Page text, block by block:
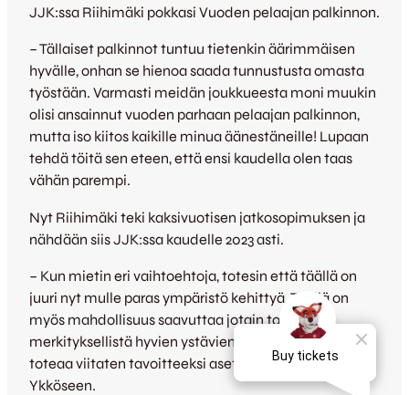
JJK:ssa Riihimäki pokkasi Vuoden pelaajan palkinnon.
– Tällaiset palkinnot tuntuu tietenkin äärimmäisen
hyvälle, onhan se hienoa saada tunnustusta omasta
työstään. Varmasti meidän joukkueesta moni muukin
olisi ansainnut vuoden parhaan pelaajan palkinnon,
mutta iso kiitos kaikille minua äänestäneille! Lupaan
tehdä töitä sen eteen, että ensi kaudella olen taas
vähän parempi.
Nyt Riihimäki teki kaksivuotisen jatkosopimuksen ja
nähdään siis JJK:ssa kaudelle 2023 asti.
– Kun mietin eri vaihtoehtoja, totesin että täällä on
juuri nyt mulle paras ympäristö kehittyä. Täällä on
myös mahdollisuus saavuttaa jotain todella
merkityksellistä hyvien ystävien kanssa, Riihimäki
toteaa viitaten tavoitteeksi asetetun nousun
Ykköseen.